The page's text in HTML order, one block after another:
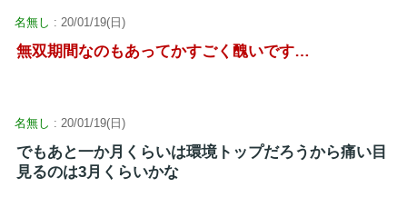
名無し : 20/01/19(日)
無双期間なのもあってかすごく醜いです…
名無し : 20/01/19(日)
でもあと一か月くらいは環境トップだろうから痛い目
見るのは3月くらいかな